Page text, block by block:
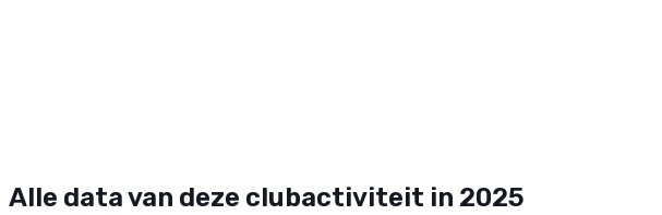
Alle data van deze clubactiviteit in 2025